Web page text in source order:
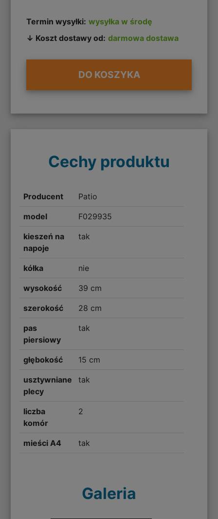
Termin wysyłki: wysyłka w środę
↓ Koszt dostawy od: darmowa dostawa
DO KOSZYKA
Cechy produktu
Producent Patio
model F029935
kieszeń na
napoje
tak
kółka nie
wysokość 39 cm
szerokość 28 cm
pas
piersiowy
tak
głębokość 15 cm
usztywniane
plecy
tak
liczba
komór
2
mieści A4 tak
Galeria